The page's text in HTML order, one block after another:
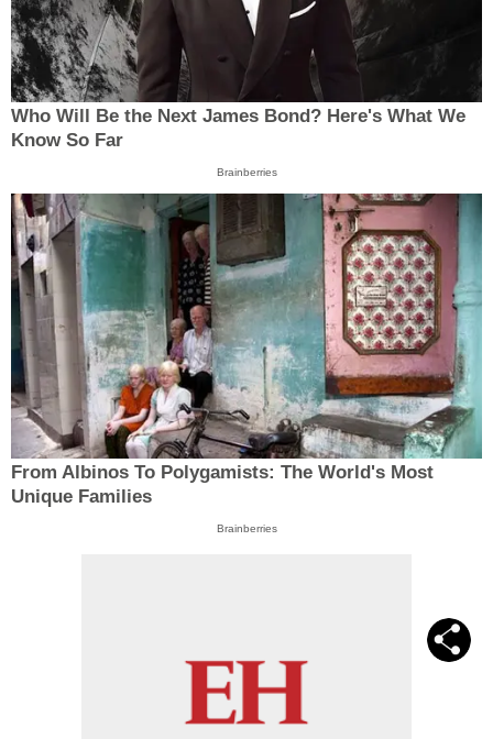
Who Will Be the Next James Bond? Here's What We
Know So Far
Brainberries
From Albinos To Polygamists: The World's Most
Unique Families
Brainberries